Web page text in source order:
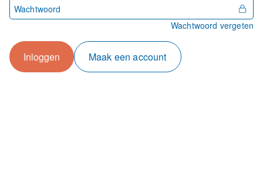
Wachtwoord
Wachtwoord vergeten
Inloggen Maak een account